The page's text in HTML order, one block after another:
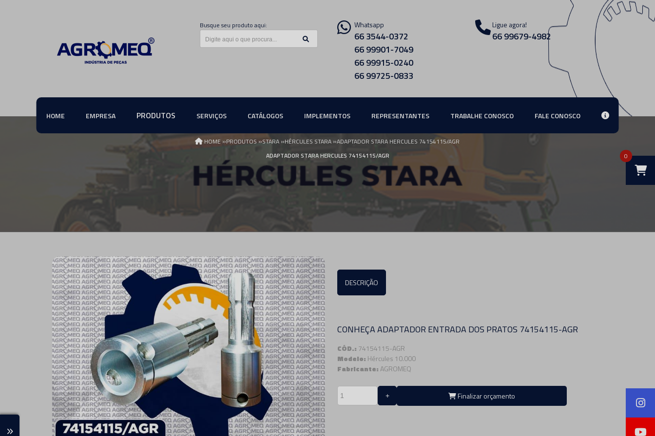
Busque seu produto aqui: Whatsapp
66 3544-0372
66 99901-7049
66 99915-0240
66 99725-0833
Ligue agora!
66 99679-4982
HOME EMPRESA PRODUTOS SERVIÇOS CATÁLOGOS IMPLEMENTOS REPRESENTANTES TRABALHE CONOSCO FALE CONOSCO
0
HOME »PRODUTOS »STARA »HÉRCULES STARA »ADAPTADOR STARA HERCULES 74154115/AGR
ADAPTADOR STARA HERCULES 74154115/AGR
DESCRIÇÃO
CONHEÇA ADAPTADOR ENTRADA DOS PRATOS 74154115-AGR
CÓD.: 74154115-AGR
Modelo: Hércules 10.000
Fabricante:AGROMEQ
Finalizar orçamento